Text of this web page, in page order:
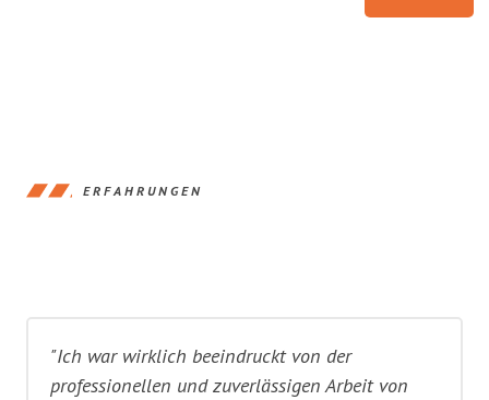
ERFAHRUNGEN
"Ich war wirklich beeindruckt von der
professionellen und zuverlässigen Arbeit von